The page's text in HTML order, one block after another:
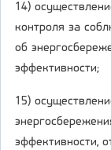
14)
контроля за
об
эффективности;
15)
эффективности,